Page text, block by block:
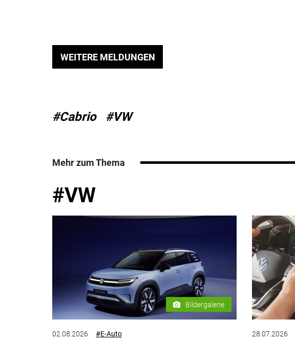
WEITERE MELDUNGEN
#Cabrio #VW
Mehr zum Thema
#VW
Bildergalerie
02.08.2026 #E-Auto 28.07.2026